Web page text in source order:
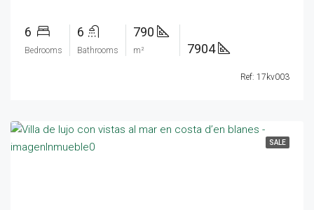
6
Bedrooms
6
Bathrooms
790
m² 7904
Ref: 17kv003
SALE